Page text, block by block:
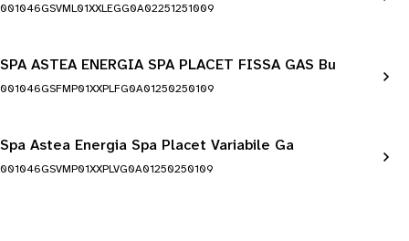
001046GSVML01XXLEGG0A02251251009
SPA ASTEA ENERGIA SPA PLACET FISSA GAS Bu
001046GSFMP01XXPLFG0A01250250109
Spa Astea Energia Spa Placet Variabile Ga
001046GSVMP01XXPLVG0A01250250109